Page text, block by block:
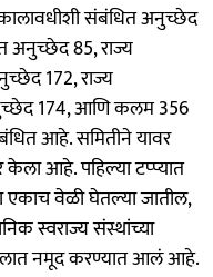
संबंधित अनुच्छेद
अनुच्छेद 85, राज्य
172, राज्य
174, आणि कलम 356
आहे. समितीने यावर
केला आहे. पहिल्या टप्प्यात
वेळी घेतल्या जातील,
स्वराज्य संस्थांच्या
नमूद करण्यात आलं आहे.